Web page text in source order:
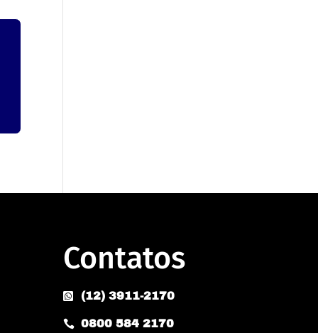
Contatos
 (12) 3911-2170
 0800 584 2170